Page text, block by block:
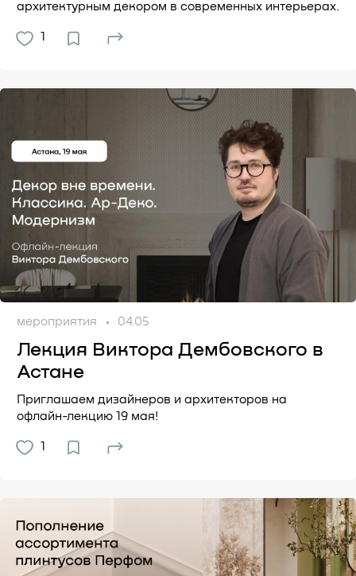
архитектурным декором в современных интерьерах.
мероприятия 04.05
Лекция Виктора Дембовского в
Астане
Приглашаем дизайнеров и архитекторов на
офлайн-лекцию 19 мая!
1